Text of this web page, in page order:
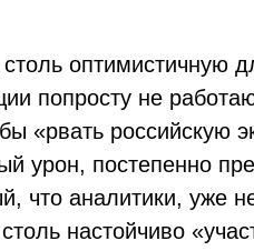
оптимистичную
попросту не
«рвать российскую
урон, постепенно
что аналитики, уже
настойчиво